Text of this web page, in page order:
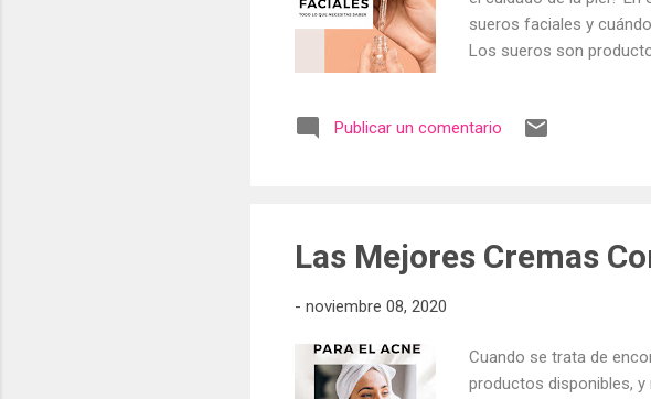
sueros faciales y cuándo
Los sueros son
control del brillo de la
Publicar un comentario
Las Mejores Cremas
- noviembre 08, 2020
Cuando se trata de
productos disponibles,